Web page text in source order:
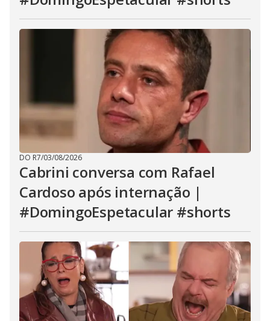
DO R7/03/08/2026
Cabrini conversa com Rafael
Cardoso após internação |
#DomingoEspetacular #shorts